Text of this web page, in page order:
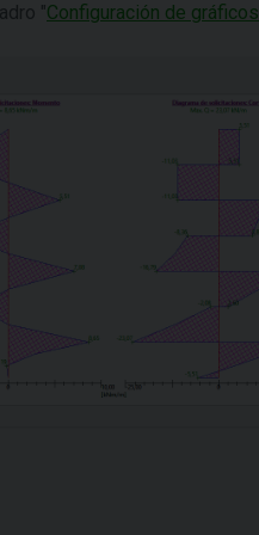
"Configuración de gráficos